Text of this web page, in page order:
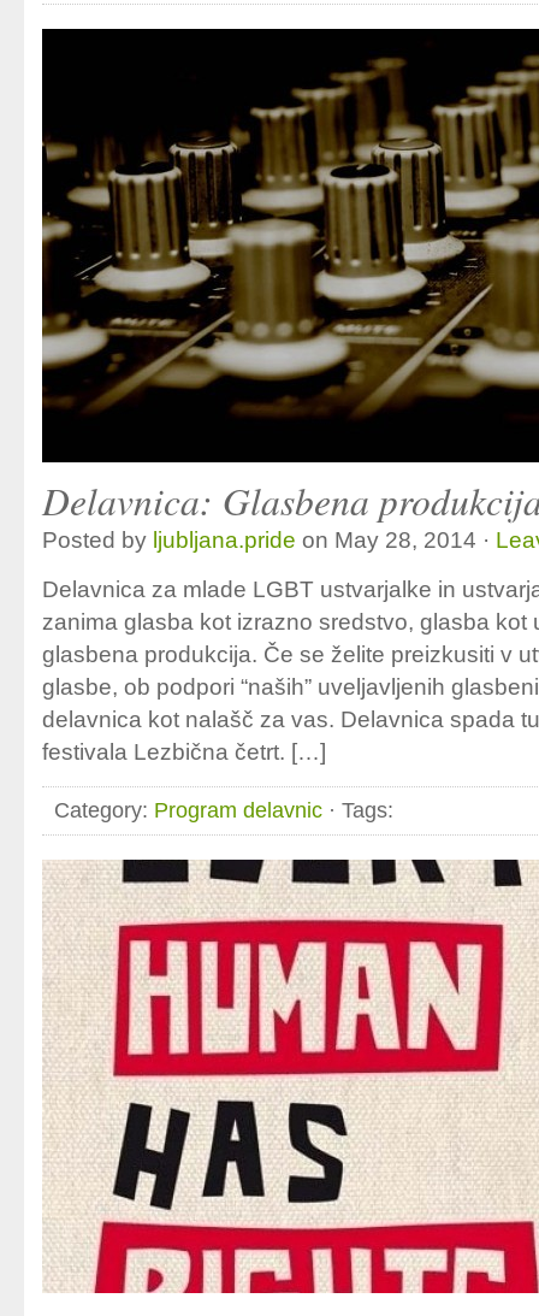
Delavnica: Glasbena
Posted by ljubljana.pride on May 28, 2014 ·
Delavnica za mlade LGBT ustvarjalke in
zanima glasba kot izrazno sredstvo, glasba kot
glasbena produkcija. Če se želite preizkusiti v
glasbe, ob podpori “naših” uveljavljenih
delavnica kot nalašč za vas. Delavnica spada
festivala Lezbična četrt. […]
Category: Program delavnic · Tags: